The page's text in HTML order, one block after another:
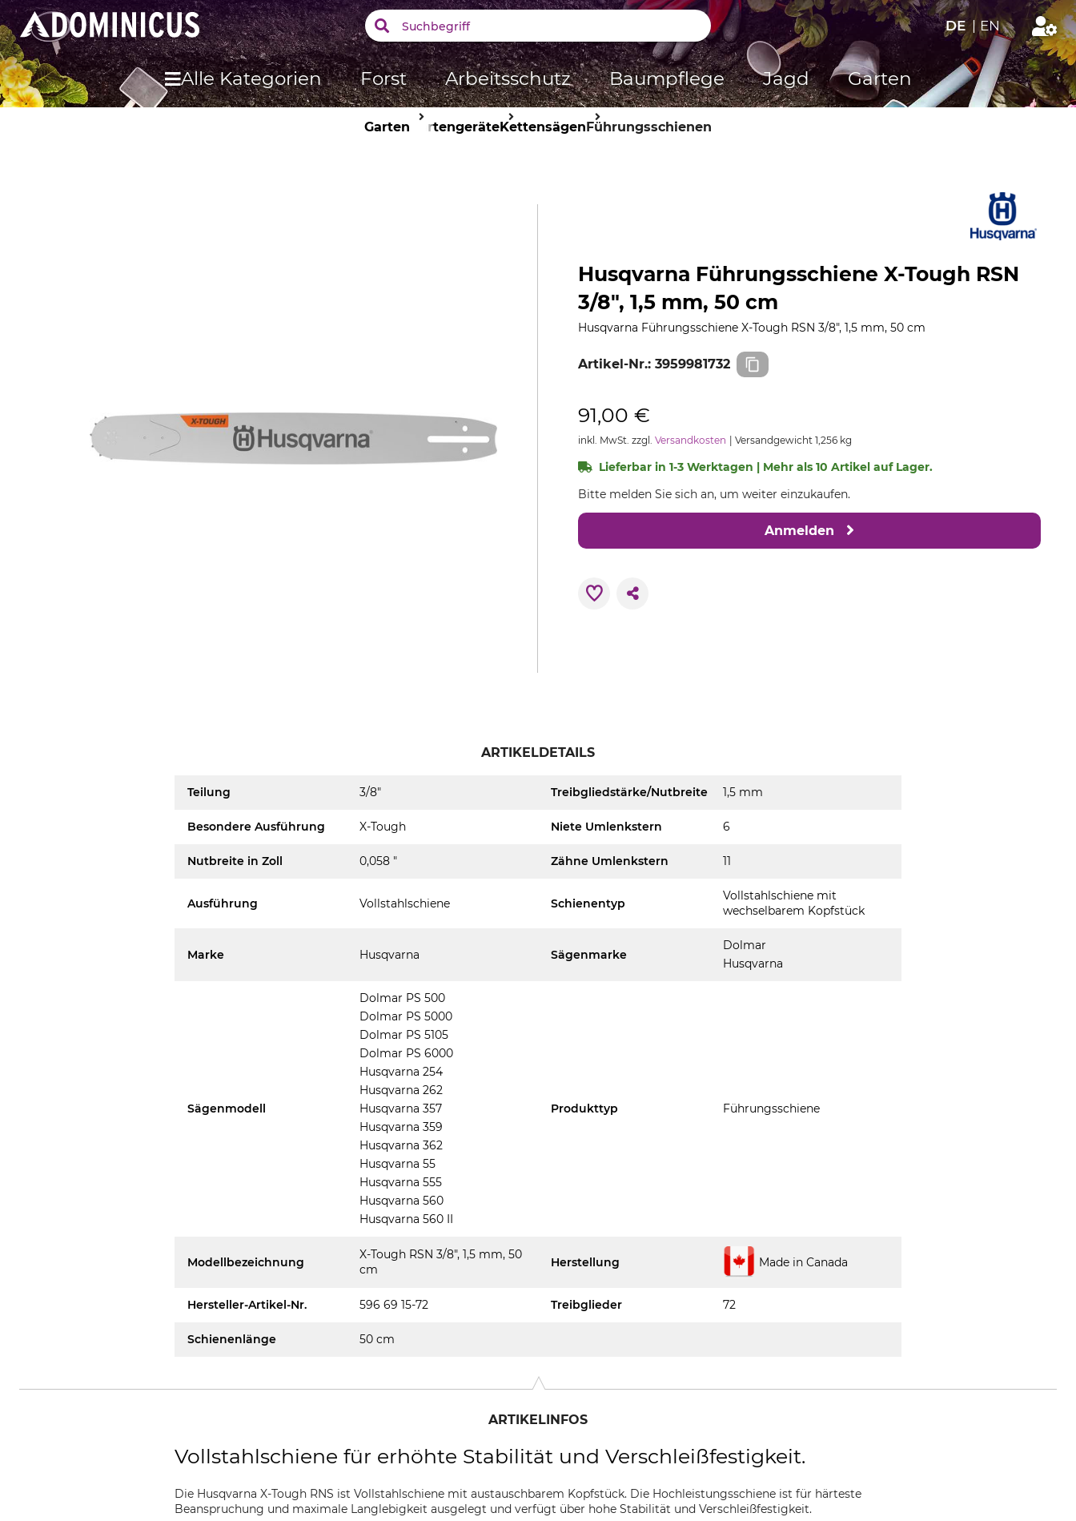
DE | EN
Alle Kategorien Forst Arbeitsschutz Baumpflege Jagd Garten
Garten GartengeräteKettensägenFührungsschienen
Husqvarna Führungsschiene X-Tough RSN
3/8", 1,5 mm, 50 cm
Husqvarna Führungsschiene X-Tough RSN 3/8", 1,5 mm, 50 cm
Artikel-Nr.: 3959981732
91,00 €
inkl. MwSt. zzgl. Versandkosten Versandgewicht 1,256 kg
Lieferbar in 1-3 Werktagen | Mehr als 10 Artikel auf Lager.
Bitte melden Sie sich an, um weiter einzukaufen.
Anmelden
ARTIKELDETAILS
Teilung 3/8" Treibgliedstärke/Nutbreite 1,5 mm
Besondere Ausführung X-Tough Niete Umlenkstern 6
Nutbreite in Zoll 0,058 " Zähne Umlenkstern 11
Ausführung Vollstahlschiene Schienentyp
Vollstahlschiene mit
wechselbarem Kopfstück
Marke Husqvarna Sägenmarke
Dolmar
Husqvarna
Sägenmodell
Dolmar PS 500
Dolmar PS 5000
Dolmar PS 5105
Dolmar PS 6000
Husqvarna 254
Husqvarna 262
Husqvarna 357
Husqvarna 359
Husqvarna 362
Husqvarna 55
Husqvarna 555
Husqvarna 560
Husqvarna 560 II
Produkttyp Führungsschiene
Modellbezeichnung
X-Tough RSN 3/8", 1,5 mm, 50
cm
Herstellung Made in Canada
Hersteller-Artikel-Nr. 596 69 15-72 Treibglieder 72
Schienenlänge 50 cm
ARTIKELINFOS
Vollstahlschiene für erhöhte Stabilität und Verschleißfestigkeit.
Die Husqvarna X-Tough RNS ist Vollstahlschiene mit austauschbarem Kopfstück. Die Hochleistungsschiene ist für härteste
Beanspruchung und maximale Langlebigkeit ausgelegt und verfügt über hohe Stabilität und Verschleißfestigkeit.